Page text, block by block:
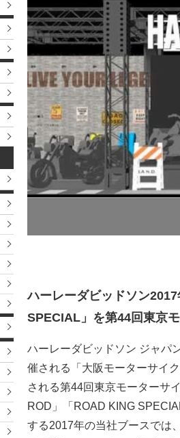
ハーレーダビッドソン
SPECIAL」を第44回東京
ハーレーダビッドソン ジャパ
催される「大阪モーターサイ
される第44回東京モーターサ
ROD」「ROAD KING
する2017年の当社ブースでは